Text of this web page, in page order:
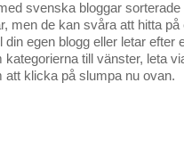
svenska bloggar sorterade
men de kan svåra att hitta
egen blogg eller letar efter
kategorierna till vänster, leta
att klicka på slumpa nu ovan.